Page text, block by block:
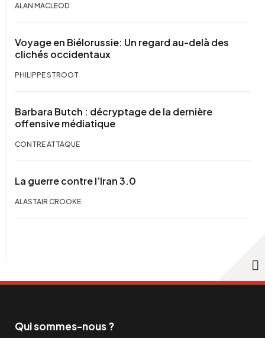
ALAN MACLEOD
Voyage en Biélorussie: Un regard au-delà des
clichés occidentaux
PHILIPPE STROOT
Barbara Butch : décryptage de la dernière
offensive médiatique
CONTRE ATTAQUE
La guerre contre l’Iran 3.0
ALASTAIR CROOKE
Qui sommes-nous ?